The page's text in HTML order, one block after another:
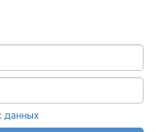
данных